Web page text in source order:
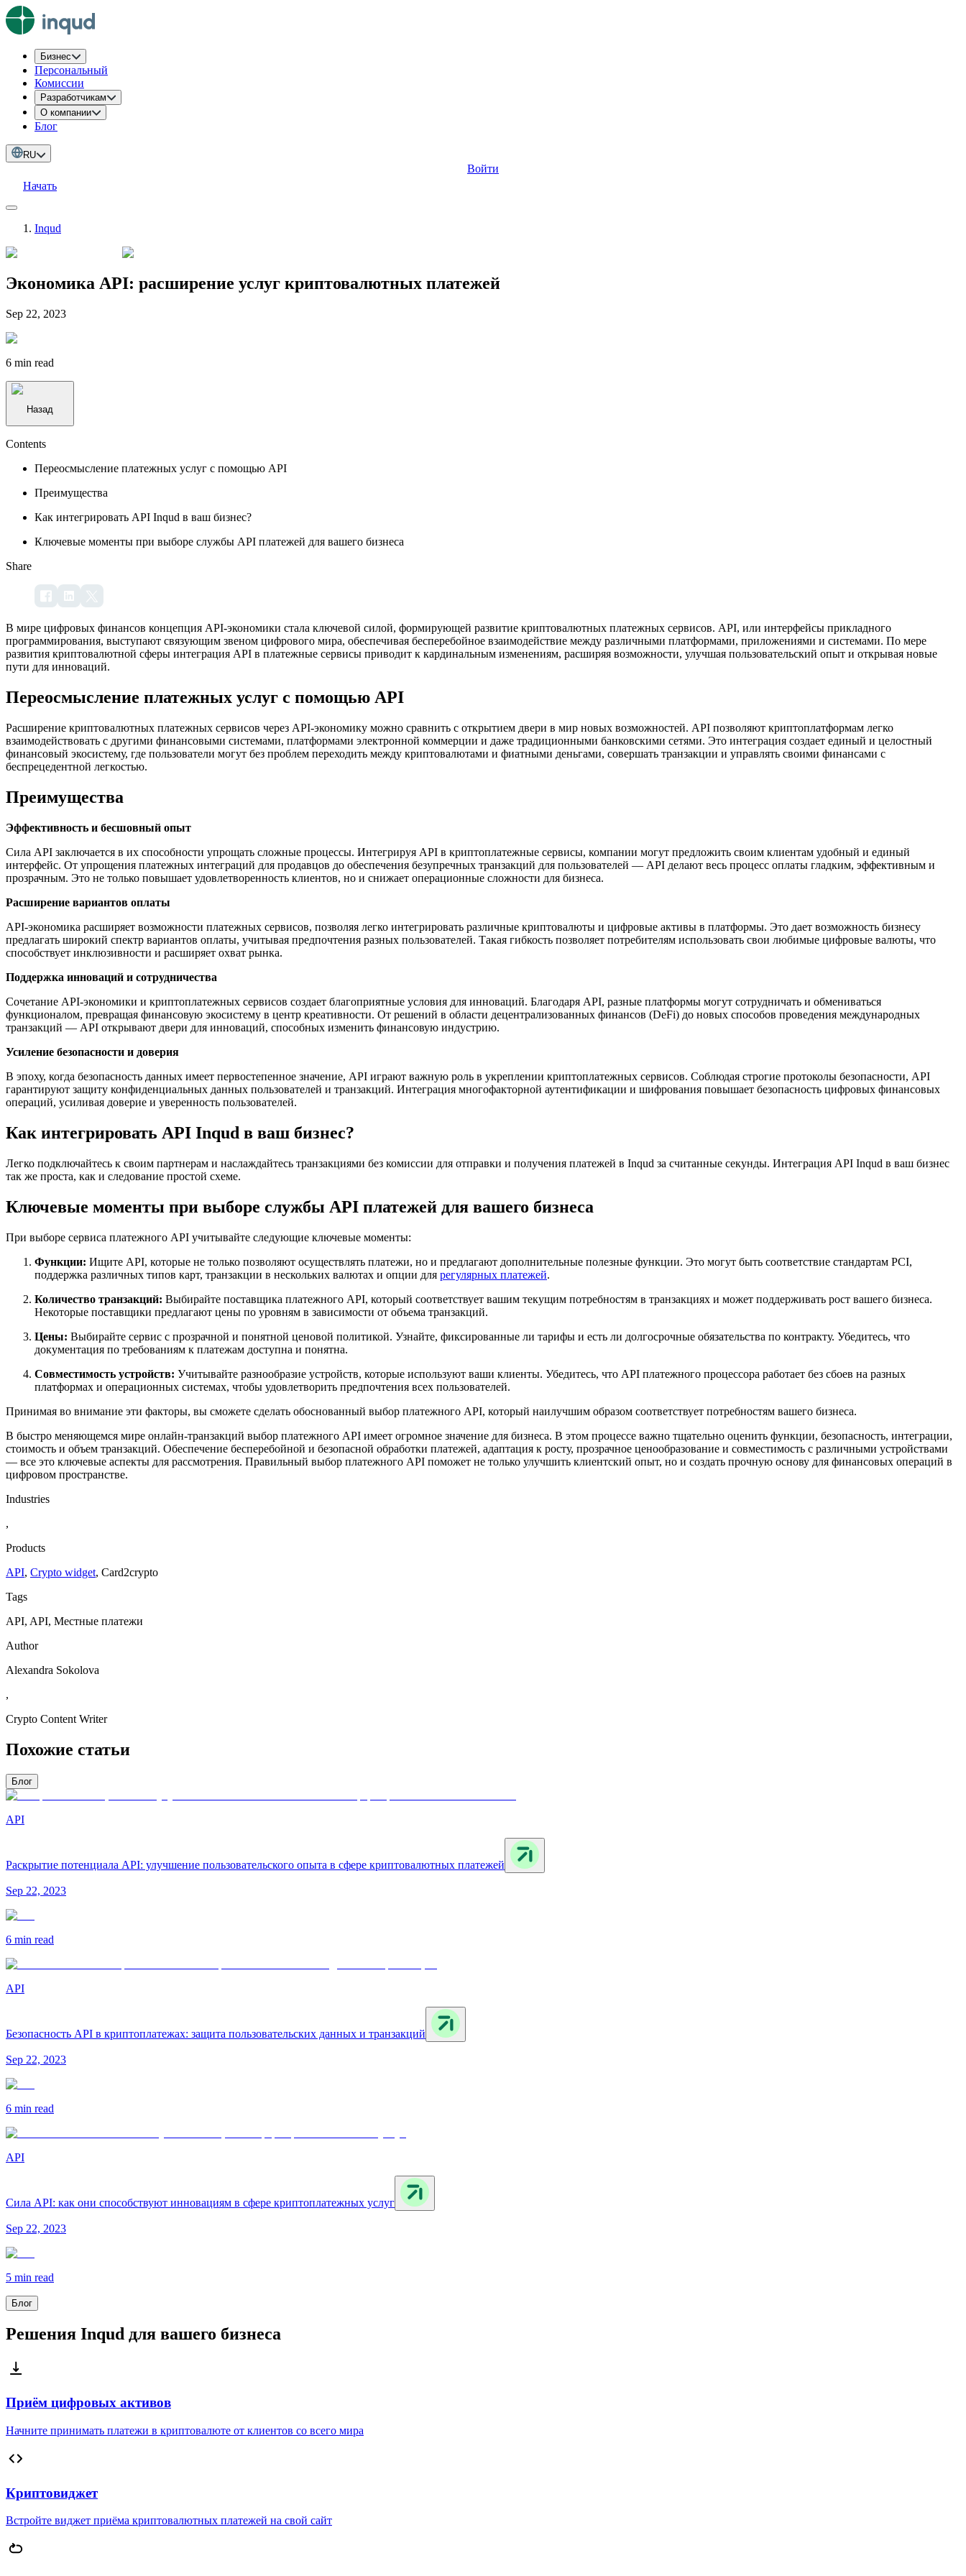
Бизнес
Персональный
Комиссии
Разработчикам
О компании
Блог
RU
Войти
Начать
Inqud
Экономика API: расширение услуг криптовалютных платежей
Sep 22, 2023
6 min read
Назад
Contents
Переосмысление платежных услуг с помощью API
Преимущества
Как интегрировать API Inqud в ваш бизнес?
Ключевые моменты при выборе службы API платежей для вашего бизнеса
Share
В мире цифровых финансов концепция API-экономики стала ключевой силой, формирующей развитие криптовалютных платежных сервисов. API, или интерфейсы прикладного
программирования, выступают связующим звеном цифрового мира, обеспечивая бесперебойное взаимодействие между различными платформами, приложениями и системами. По мере
развития криптовалютной сферы интеграция API в платежные сервисы приводит к кардинальным изменениям, расширяя возможности, улучшая пользовательский опыт и открывая новые
пути для инноваций.
Переосмысление платежных услуг с помощью API
Расширение криптовалютных платежных сервисов через API-экономику можно сравнить с открытием двери в мир новых возможностей. API позволяют криптоплатформам легко
взаимодействовать с другими финансовыми системами, платформами электронной коммерции и даже традиционными банковскими сетями. Это интеграция создает единый и целостный
финансовый экосистему, где пользователи могут без проблем переходить между криптовалютами и фиатными деньгами, совершать транзакции и управлять своими финансами с
беспрецедентной легкостью.
Преимущества
Эффективность и бесшовный опыт
Сила API заключается в их способности упрощать сложные процессы. Интегрируя API в криптоплатежные сервисы, компании могут предложить своим клиентам удобный и единый
интерфейс. От упрощения платежных интеграций для продавцов до обеспечения безупречных транзакций для пользователей — API делают весь процесс оплаты гладким, эффективным и
прозрачным. Это не только повышает удовлетворенность клиентов, но и снижает операционные сложности для бизнеса.
Расширение вариантов оплаты
API-экономика расширяет возможности платежных сервисов, позволяя легко интегрировать различные криптовалюты и цифровые активы в платформы. Это дает возможность бизнесу
предлагать широкий спектр вариантов оплаты, учитывая предпочтения разных пользователей. Такая гибкость позволяет потребителям использовать свои любимые цифровые валюты, что
способствует инклюзивности и расширяет охват рынка.
Поддержка инноваций и сотрудничества
Сочетание API-экономики и криптоплатежных сервисов создает благоприятные условия для инноваций. Благодаря API, разные платформы могут сотрудничать и обмениваться
функционалом, превращая финансовую экосистему в центр креативности. От решений в области децентрализованных финансов (DeFi) до новых способов проведения международных
транзакций — API открывают двери для инноваций, способных изменить финансовую индустрию.
Усиление безопасности и доверия
В эпоху, когда безопасность данных имеет первостепенное значение, API играют важную роль в укреплении криптоплатежных сервисов. Соблюдая строгие протоколы безопасности, API
гарантируют защиту конфиденциальных данных пользователей и транзакций. Интеграция многофакторной аутентификации и шифрования повышает безопасность цифровых финансовых
операций, усиливая доверие и уверенность пользователей.
Как интегрировать API Inqud в ваш бизнес?
Легко подключайтесь к своим партнерам и наслаждайтесь транзакциями без комиссии для отправки и получения платежей в Inqud за считанные секунды. Интеграция API Inqud в ваш бизнес
так же проста, как и следование простой схеме.
Ключевые моменты при выборе службы API платежей для вашего бизнеса
При выборе сервиса платежного API учитывайте следующие ключевые моменты:
Функции: Ищите API, которые не только позволяют осуществлять платежи, но и предлагают дополнительные полезные функции. Это могут быть соответствие стандартам PCI,
поддержка различных типов карт, транзакции в нескольких валютах и опции для регулярных платежей.
Количество транзакций: Выбирайте поставщика платежного API, который соответствует вашим текущим потребностям в транзакциях и может поддерживать рост вашего бизнеса.
Некоторые поставщики предлагают цены по уровням в зависимости от объема транзакций.
Цены: Выбирайте сервис с прозрачной и понятной ценовой политикой. Узнайте, фиксированные ли тарифы и есть ли долгосрочные обязательства по контракту. Убедитесь, что
документация по требованиям к платежам доступна и понятна.
Совместимость устройств: Учитывайте разнообразие устройств, которые используют ваши клиенты. Убедитесь, что API платежного процессора работает без сбоев на разных
платформах и операционных системах, чтобы удовлетворить предпочтения всех пользователей.
Принимая во внимание эти факторы, вы сможете сделать обоснованный выбор платежного API, который наилучшим образом соответствует потребностям вашего бизнеса.
В быстро меняющемся мире онлайн-транзакций выбор платежного API имеет огромное значение для бизнеса. В этом процессе важно тщательно оценить функции, безопасность, интеграции,
стоимость и объем транзакций. Обеспечение бесперебойной и безопасной обработки платежей, адаптация к росту, прозрачное ценообразование и совместимость с различными устройствами
— все это ключевые аспекты для рассмотрения. Правильный выбор платежного API поможет не только улучшить клиентский опыт, но и создать прочную основу для финансовых операций в
цифровом пространстве.
Industries
,
Products
API, Crypto widget, Сard2crypto
Tags
API, API, Местные платежи
Author
Alexandra Sokolova
,
Crypto Content Writer
Похожие статьи
Блог
API
Раскрытие потенциала API: улучшение пользовательского опыта в сфере криптовалютных платежей
Sep 22, 2023
6 min read
API
Безопасность API в криптоплатежах: защита пользовательских данных и транзакций
Sep 22, 2023
6 min read
API
Сила API: как они способствуют инновациям в сфере криптоплатежных услуг
Sep 22, 2023
5 min read
Блог
Решения Inqud для вашего бизнеса
Приём цифровых активов
Начните принимать платежи в криптовалюте от клиентов со всего мира
Криптовиджет
Встройте виджет приёма криптовалютных платежей на свой сайт